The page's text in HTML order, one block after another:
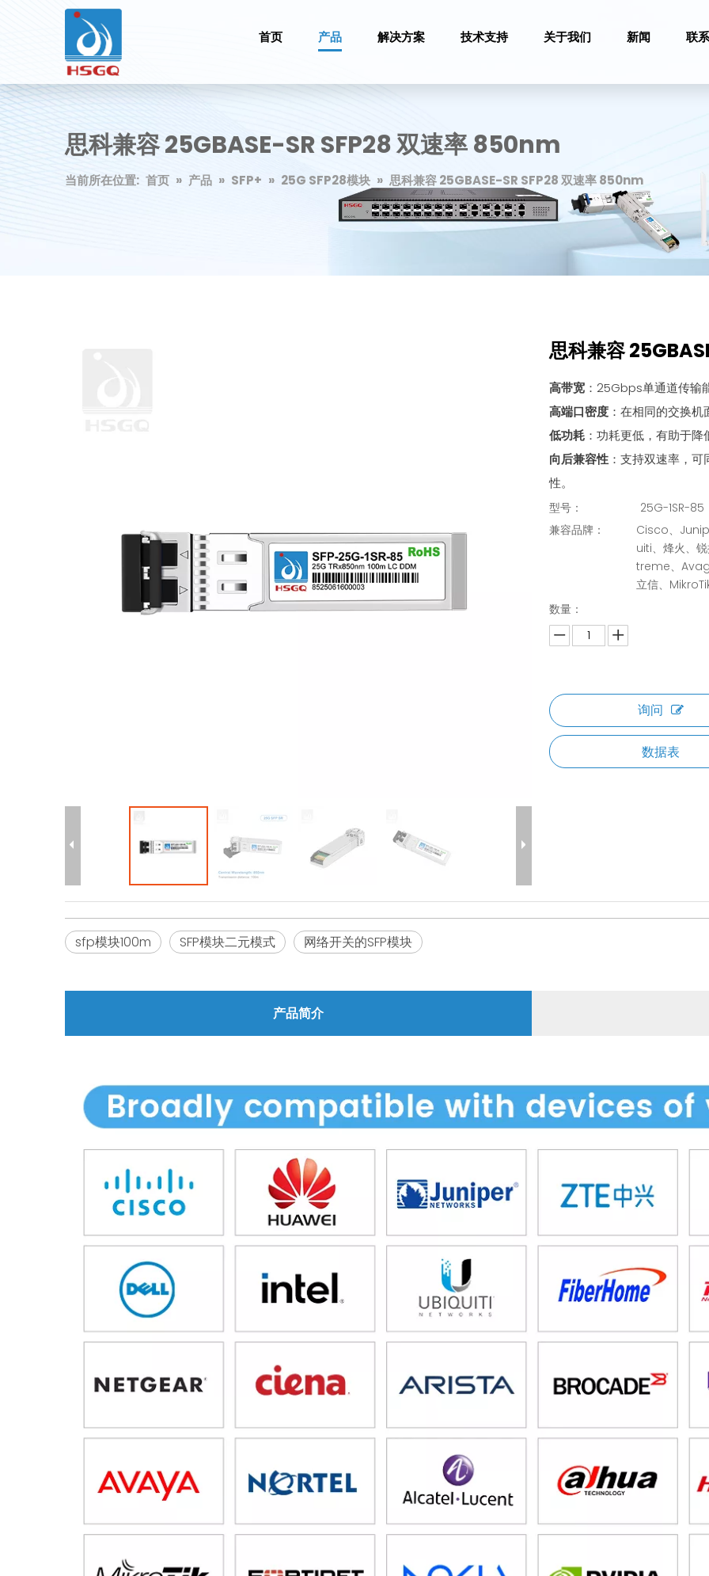
首页 产品 解决方案 技术支持 关于我们 新闻 联
思科兼容 25GBASE-SR SFP28 双速率 850nm
当前所在位置: 首页 » 产品 » SFP+ » 25G SFP28模块 » 思科兼容 25GBASE-SR SFP28 双速率 850nm
思科兼容
高带宽：25Gbps单通道传输
高端口密度：在相同的交换机
低功耗：功耗更低，有助于降
向后兼容性：支持双速率，可
性。
型号：
25G-1SR-85
兼容品牌：
Cisco、
uiti、烽火、
treme、
立信、
数量：
询问
数据表
sfp模块100m SFP模块二元模式 网络开关的SFP模块
产品简介